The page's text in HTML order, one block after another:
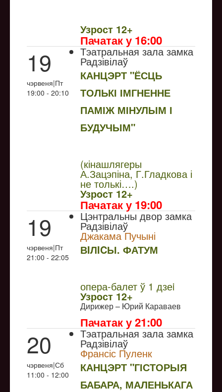
Узрoст 12+
Пачатак у 16:00
19
чэрвеня|Пт
19:00 - 20:10
Тэатральная зала замка
Радзівілаў
КАНЦЭРТ "ЁСЦЬ
ТОЛЬКІ ІМГНЕННЕ
ПАМІЖ МІНУЛЫМ І
БУДУЧЫМ"
(кінашлягеры
А.Зацэпіна, Г.Гладкова і
не толькі….)
Узрoст 12+
Пачатак у 19:00
19
чэрвеня|Пт
21:00 - 22:05
Цэнтральны двор замка
Радзівілаў
Джакама Пучыні
ВIЛICЫ. ФАТУМ
опера-балет ў 1 дзеi
Узрoст 12+
Дирижер – Юрий Караваев
Пачатак у 21:00
20
чэрвеня|Сб
11:00 - 12:00
Тэатральная зала замка
Радзівілаў
Франсіс Пуленк
КАНЦЭРТ "ГІСТОРЫЯ
БАБАРА, МАЛЕНЬКАГА